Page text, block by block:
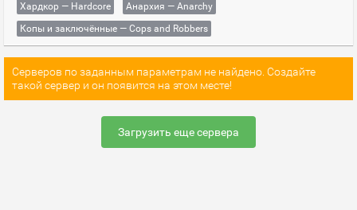
Хардкор — Hardcore
Анархия — Anarchy
Копы и заключённые — Cops and Robbers
Серверов по заданным параметрам не найдено. Создайте
такой сервер и он появится на этом месте!
Загрузить еще сервера